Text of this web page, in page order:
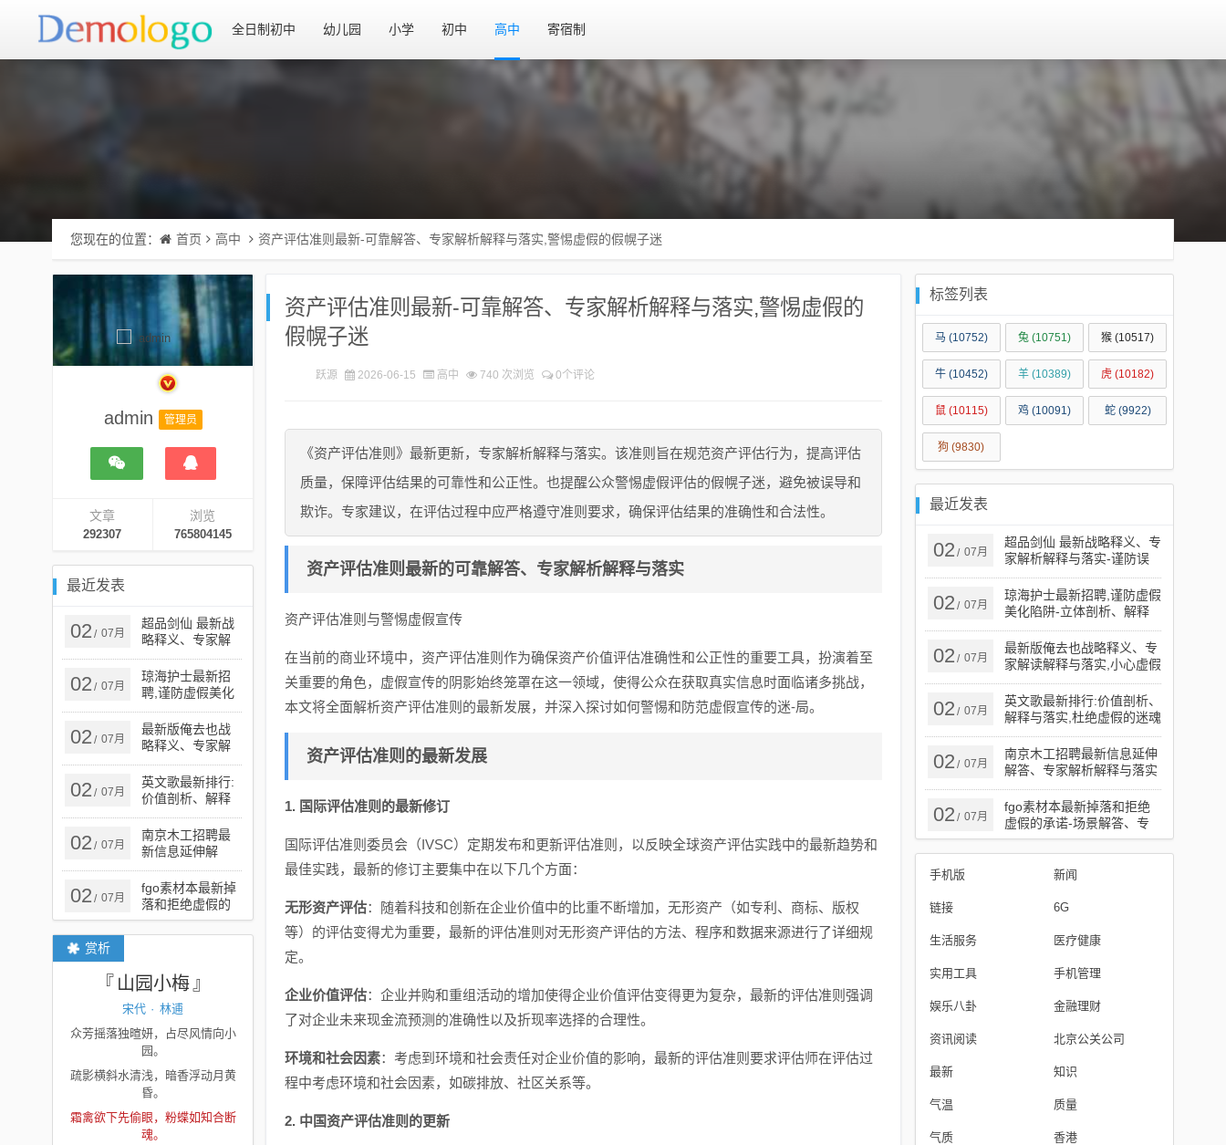
全日制初中 幼儿园 小学 初中 高中 寄宿制
您现在的位置： 首页 高中 资产评估准则最新-可靠解答、专家解析解释与落实​,警惕虚假的假幌子迷
admin 管理员
文章
292307
浏览
765804145
最近发表
02 / 07月
超品剑仙 最新战
略释义、专家解
析解释与落实​-谨
防误导性宣传
02 / 07月
琼海护士最新招
聘,谨防虚假美化
陷阱-立体剖析、
解释与落实
02 / 07月
最新版俺去也战
略释义、专家解
读解释与落实​,小
心虚假蛊惑风险
02 / 07月
英文歌最新排行:
价值剖析、解释
与落实,杜绝虚假
的迷魂阵
02 / 07月
南京木工招聘最
新信息延伸解
答、专家解析解
释与落实​-小心误
导宣传风险
02 / 07月
fgo素材本最新掉
落和拒绝虚假的
承诺-场景解答、
专家解读解释与
赏析
山园小梅
宋代 · 林逋
众芳摇落独暄妍，占尽风情向小
园。
疏影横斜水清浅，暗香浮动月黄
昏。
霜禽欲下先偷眼，粉蝶如知合断
魂。
资产评估准则最新-可靠解答、专家解析解释与落实​,警惕虚假的
假幌子迷
跃源 2026-06-15 高中 740 次浏览 0个评论
《资产评估准则》最新更新，专家解析解释与落实。该准则旨在规范资产评估行为，提高评估
质量，保障评估结果的可靠性和公正性。也提醒公众警惕虚假评估的假幌子迷，避免被误导和
欺诈。专家建议，在评估过程中应严格遵守准则要求，确保评估结果的准确性和合法性。
资产评估准则最新的可靠解答、专家解析解释与落实​
资产评估准则与警惕虚假宣传
在当前的商业环境中，资产评估准则作为确保资产价值评估准确性和公正性的重要工具，扮演着至
关重要的角色，虚假宣传的阴影始终笼罩在这一领域，使得公众在获取真实信息时面临诸多挑战，
本文将全面解析资产评估准则的最新发展，并深入探讨如何警惕和防范虚假宣传的迷-局。
资产评估准则的最新发展
1. 国际评估准则的最新修订
国际评估准则委员会（IVSC）定期发布和更新评估准则，以反映全球资产评估实践中的最新趋势和
最佳实践，最新的修订主要集中在以下几个方面：
无形资产评估：随着科技和创新在企业价值中的比重不断增加，无形资产（如专利、商标、版权
等）的评估变得尤为重要，最新的评估准则对无形资产评估的方法、程序和数据来源进行了详细规
定。
企业价值评估：企业并购和重组活动的增加使得企业价值评估变得更为复杂，最新的评估准则强调
了对企业未来现金流预测的准确性以及折现率选择的合理性。
环境和社会因素：考虑到环境和社会责任对企业价值的影响，最新的评估准则要求评估师在评估过
程中考虑环境和社会因素，如碳排放、社区关系等。
2. 中国资产评估准则的更新
标签列表
马 (10752) 兔 (10751) 猴 (10517)
牛(10452) 羊 (10389) 虎 (10182)
鼠(10115) 鸡 (10091) 蛇(9922)
狗 (9830)
最近发表
02 / 07月
超品剑仙 最新战略释义、专
家解析解释与落实​-谨防误
导性宣传
02 / 07月
琼海护士最新招聘,谨防虚假
美化陷阱-立体剖析、解释
与落实
02 / 07月
最新版俺去也战略释义、专
家解读解释与落实​,小心虚假
蛊惑风险
02 / 07月
英文歌最新排行:价值剖析、
解释与落实,杜绝虚假的迷魂
阵
02 / 07月
南京木工招聘最新信息延伸
解答、专家解析解释与落实​
-小心误导宣传风险
02 / 07月
fgo素材本最新掉落和拒绝
虚假的承诺-场景解答、专
家解读解释与落实
手机版 新闻
链接 6G
生活服务 医疗健康
实用工具 手机管理
娱乐八卦 金融理财
资讯阅读 北京公关公司
最新 知识
气温 质量
气质 香港